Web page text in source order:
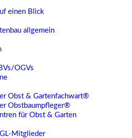
einen Blick
allgemein
OGVs
Obst & Gartenfachwart®
Obstbaumpfleger®
für Obst & Garten
Mitglieder